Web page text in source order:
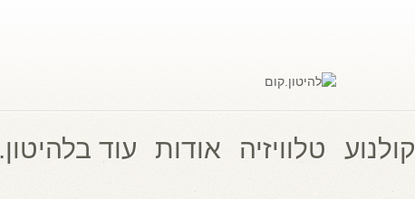
קולנוע טלוויזיה אודות עוד